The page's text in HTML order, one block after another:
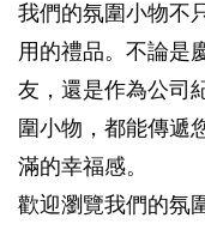
我們的氛圍小物不
用的禮品。不論是
友，還是作為公司
圍小物，都能傳遞
滿的幸福感。
歡迎瀏覽我們的氛